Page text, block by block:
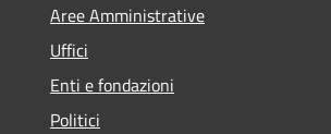
Aree Amministrative
Uffici
Enti e fondazioni
Politici